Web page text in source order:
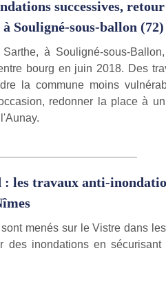
successives,
Souligné-sous-ballon (72)
à Souligné-sous-
bourg en juin 2018. Des
la commune moins
redonner la place à
: les travaux anti-
menés sur le Vistre dans
des inondations en